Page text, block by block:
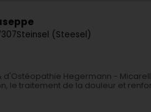
Steinsel (Steesel)
d'Ostéopathie Hegermann -
le traitement de la douleur et